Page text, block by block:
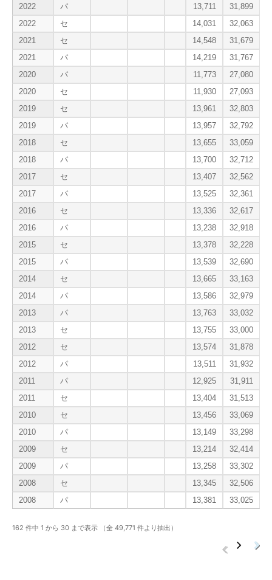
2022 パ 13,711 31,899
2022
セ 14,031 32,063
2021
セ 14,548 31,679
2021
パ 14,219 31,767
2020
パ 11,773 27,080
2020
セ 11,930 27,093
2019
セ 13,961 32,803
2019
パ 13,957 32,792
2018
セ 13,655 33,059
2018
パ 13,700 32,712
2017
セ 13,407 32,562
2017
パ 13,525 32,361
2016
セ 13,336 32,617
2016
パ 13,238 32,918
2015
セ 13,378 32,228
2015
パ 13,539 32,690
2014
セ 13,665 33,163
2014
パ 13,586 32,979
2013
パ 13,763 33,032
2013
セ 13,755 33,000
2012
セ 13,574 31,878
2012
パ 13,511 31,932
2011
パ 12,925 31,911
2011
セ 13,404 31,513
2010
セ 13,456 33,069
2010
パ 13,149 33,298
2009
セ 13,214 32,414
2009
パ 13,258 33,302
2008
セ 13,345 32,506
2008
パ 13,381 33,025
162 件中 1 から 30 まで表示 （全 49,771 件より抽出）